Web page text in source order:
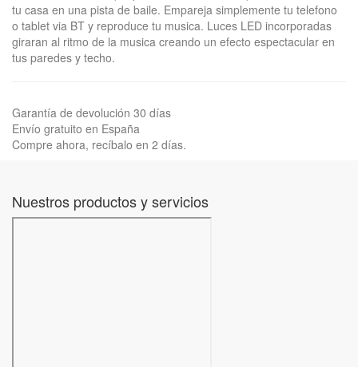
tu casa en una pista de baile. Empareja simplemente tu telefono
o tablet via BT y reproduce tu musica. Luces LED incorporadas
giraran al ritmo de la musica creando un efecto espectacular en
tus paredes y techo.
Garantía de devolución 30 días
Envío gratuito en España
Compre ahora, recíbalo en 2 días.
Nuestros productos y servicios